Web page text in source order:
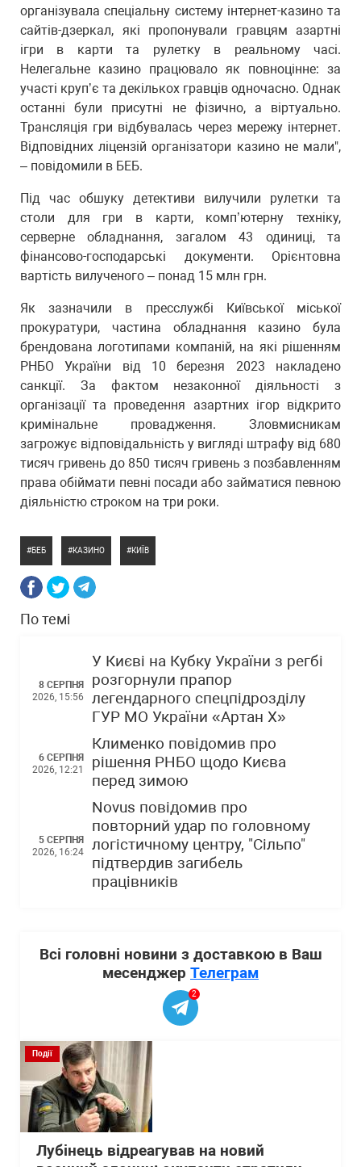
організувала спеціальну систему інтернет-казино та
сайтів-дзеркал, які пропонували гравцям азартні
ігри в карти та рулетку в реальному часі.
Нелегальне казино працювало як повноцінне: за
участі крупʼє та декількох гравців одночасно. Однак
останні були присутні не фізично, а віртуально.
Трансляція гри відбувалась через мережу інтернет.
Відповідних ліцензій організатори казино не мали",
– повідомили в БЕБ.
Під час обшуку детективи вилучили рулетки та
столи для гри в карти, комп’ютерну техніку,
серверне обладнання, загалом 43 одиниці, та
фінансово-господарські документи. Орієнтовна
вартість вилученого – понад 15 млн грн.
Як зазначили в пресслужбі Київської міської
прокуратури, частина обладнання казино була
брендована логотипами компаній, на які рішенням
РНБО України від 10 березня 2023 накладено
санкції. За фактом незаконної діяльності з
організації та проведення азартних ігор відкрито
кримінальне провадження. Зловмисникам
загрожує відповідальність у вигляді штрафу від 680
тисяч гривень до 850 тисяч гривень з позбавленням
права обіймати певні посади або займатися певною
діяльністю строком на три роки.
БЕБ КАЗИНО КИЇВ
По темі
8 СЕРПНЯ
2026, 15:56
У Києві на Кубку України з регбі
розгорнули прапор
легендарного спецпідрозділу
ГУР МО України «Артан Х»
6 СЕРПНЯ
2026, 12:21
Клименко повідомив про
рішення РНБО щодо Києва
перед зимою
5 СЕРПНЯ
2026, 16:24
Novus повідомив про
повторний удар по головному
логістичному центру, "Сільпо"
підтвердив загибель
працівників
Всі головні новини з доставкою в Ваш
месенджер Телеграм
2
Події
Лубінець відреагував на новий